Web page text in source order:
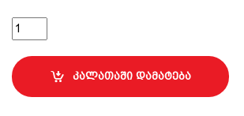
ქოთანი პლასტ. მწვანე DSR190 623U
კალათაში დამატება